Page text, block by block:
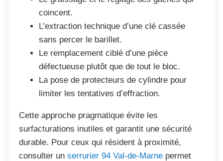
coincent.
L’extraction technique d’une clé cassée
sans percer le barillet.
Le remplacement ciblé d’une pièce
défectueuse plutôt que de tout le bloc.
La pose de protecteurs de cylindre pour
limiter les tentatives d’effraction.
Cette approche pragmatique évite les
surfacturations inutiles et garantit une sécurité
durable. Pour ceux qui résident à proximité,
consulter un serrurier 94 Val-de-Marne permet